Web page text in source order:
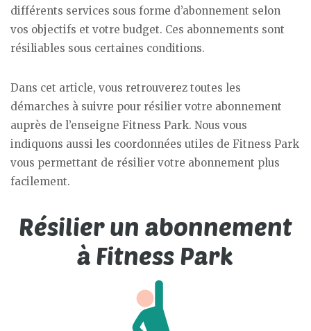
différents services sous forme d’abonnement selon
vos objectifs et votre budget. Ces abonnements sont
résiliables sous certaines conditions.
Dans cet article, vous retrouverez toutes les
démarches à suivre pour résilier votre abonnement
auprès de l’enseigne Fitness Park. Nous vous
indiquons aussi les coordonnées utiles de Fitness Park
vous permettant de résilier votre abonnement plus
facilement.